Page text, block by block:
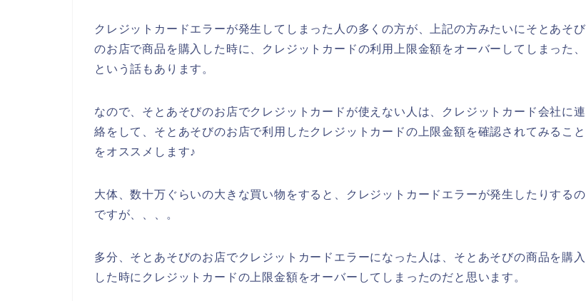
クレジットカードエラーが発生してしまった人の多くの方が、上記の方みたいにそとあそび
のお店で商品を購入した時に、クレジットカードの利用上限金額をオーバーしてしまった、
という話もあります。
なので、そとあそびのお店でクレジットカードが使えない人は、クレジットカード会社に連
絡をして、そとあそびのお店で利用したクレジットカードの上限金額を確認されてみること
をオススメします♪
大体、数十万ぐらいの大きな買い物をすると、クレジットカードエラーが発生したりするの
ですが、、、。
多分、そとあそびのお店でクレジットカードエラーになった人は、そとあそびの商品を購入
した時にクレジットカードの上限金額をオーバーしてしまったのだと思います。